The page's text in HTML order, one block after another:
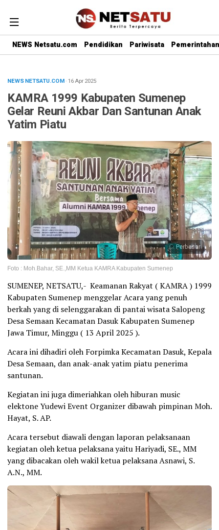
NEWS Netsatu.com Pendidikan Pariwisata Pemerintahan
NEWS NETSATU.COM· 16 Apr 2025
KAMRA 1999 Kabupaten Sumenep
Gelar Reuni Akbar Dan Santunan Anak
Yatim Piatu
Perbesar
Foto : Moh.Bahar, SE.,MM Ketua KAMRA Kabupaten Sumenep
SUMENEP, NETSATU,- Keamanan Rakyat ( KAMRA ) 1999
Kabupaten Sumenep menggelar Acara yang penuh
berkah yang di selenggarakan di pantai wisata Salopeng
Desa Semaan Kecamatan Dasuk Kabupaten Sumenep
Jawa Timur, Minggu ( 13 April 2025 ).
Acara ini dihadiri oleh Forpimka Kecamatan Dasuk, Kepala
Desa Semaan, dan anak-anak yatim piatu penerima
santunan.
Kegiatan ini juga dimeriahkan oleh hiburan music
elektone Yudewi Event Organizer dibawah pimpinan Moh.
Hayat, S. AP.
Acara tersebut diawali dengan laporan pelaksanaan
kegiatan oleh ketua pelaksana yaitu Hariyadi, SE., MM
yang dibacakan oleh wakil ketua pelaksana Asnawi, S.
A.N., MM.